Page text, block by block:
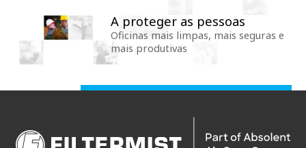
A proteger as pessoas
Oficinas mais limpas, mais seguras e
mais produtivas